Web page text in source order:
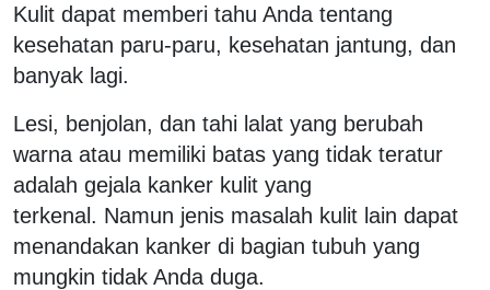
Kulit dapat memberi tahu Anda tentang
kesehatan paru-paru, kesehatan jantung, dan
banyak lagi.
Lesi, benjolan, dan tahi lalat yang berubah
warna atau memiliki batas yang tidak teratur
adalah gejala kanker kulit yang
terkenal. Namun jenis masalah kulit lain dapat
menandakan kanker di bagian tubuh yang
mungkin tidak Anda duga.